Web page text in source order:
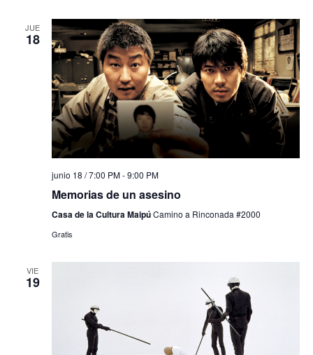
JUE
18
junio 18 / 7:00 PM-9:00 PM
Memorias de un asesino
Casa de la Cultura MaipúCamino a Rinconada #2000
Gratis
VIE
19